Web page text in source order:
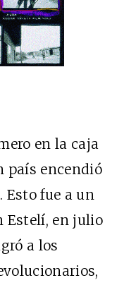
en la caja
país encendió
Esto fue a un
Estelí, en julio
a los